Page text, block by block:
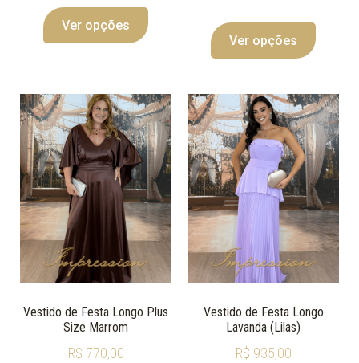
Ver opções
Ver opções
Vestido de Festa Longo Plus
Size Marrom
R$ 770,00
Vestido de Festa Longo
Lavanda (Lilas)
R$ 935,00